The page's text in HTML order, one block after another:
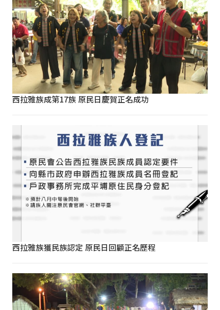
西拉雅族成第17族 原民日慶賀正名成功
西拉雅族獲民族認定 原民日回顧正名歷程